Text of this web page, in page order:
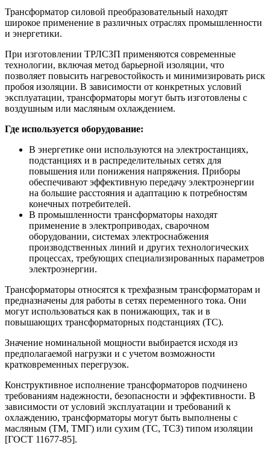
Трансформатор силовой преобразовательный находят
широкое применение в различных отраслях промышленности
и энергетики.
При изготовлении ТРЛСЗП применяются современные
технологии, включая метод барьерной изоляции, что
позволяет повысить нагревостойкость и минимизировать риск
пробоя изоляции. В зависимости от конкретных условий
эксплуатации, трансформаторы могут быть изготовлены с
воздушным или масляным охлаждением.
Где используется оборудование:
В энергетике они используются на электростанциях,
подстанциях и в распределительных сетях для
повышения или понижения напряжения. Приборы
обеспечивают эффективную передачу электроэнергии
на большие расстояния и адаптацию к потребностям
конечных потребителей.
В промышленности трансформаторы находят
применение в электроприводах, сварочном
оборудовании, системах электроснабжения
производственных линий и других технологических
процессах, требующих специализированных параметров
электроэнергии.
Трансформаторы относятся к трехфазным трансформаторам и
предназначены для работы в сетях переменного тока. Они
могут использоваться как в понижающих, так и в
повышающих трансформаторных подстанциях (ТС).
Значение номинальной мощности выбирается исходя из
предполагаемой нагрузки и с учетом возможности
кратковременных перегрузок.
Конструктивное исполнение трансформаторов подчинено
требованиям надежности, безопасности и эффективности. В
зависимости от условий эксплуатации и требований к
охлаждению, трансформаторы могут быть выполнены с
масляным (ТМ, ТМГ) или сухим (ТС, ТСЗ) типом изоляции
[ГОСТ 11677-85].